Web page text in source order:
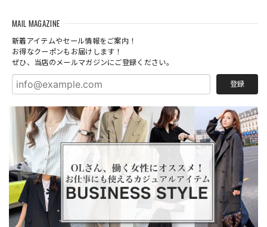
MAIL MAGAZINE
新着アイテムやセール情報をご案内！
お得なクーポンもお届けします！
ぜひ、当店のメールマガジンにご登録ください。
登録